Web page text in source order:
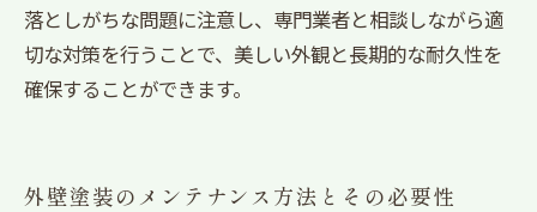
落としがちな問題に注意し、専門業者と相談しながら適
切な対策を行うことで、美しい外観と長期的な耐久性を
確保することができます。
外壁塗装のメンテナンス方法とその必要性